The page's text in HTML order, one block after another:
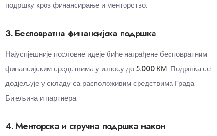
подршку кроз финансирање и менторство.
3. Бесповратна финансијска подршка
Најуспјешније пословне идеје биће награђене бесповратним
финансијским средствима у износу до5.000 КМ. Подршка се
додјељује у складу са расположивим средствима Града
Бијељина и партнера.
4. Менторска и стручна подршка након